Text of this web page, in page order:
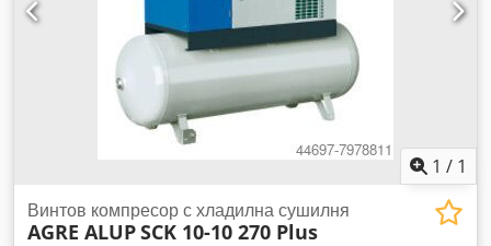
1 / 1
Винтов компресор с хладилна сушилня
AGRE ALUPSCK 10-10 270 Plus